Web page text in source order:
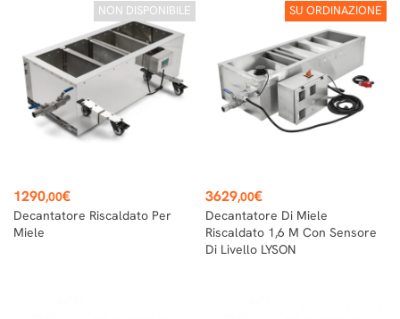
NON DISPONIBILE
Prezzo
1290,00€
Decantatore Riscaldato Per
Miele
SU ORDINAZIONE
Prezzo
3629,00€
Decantatore Di Miele
Riscaldato 1,6 M Con Sensore
Di Livello LYSON